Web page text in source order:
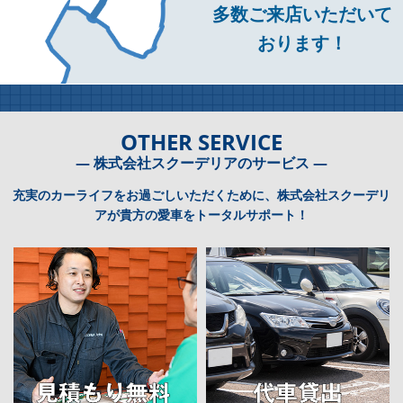
多数ご来店いただいて
おります！
OTHER SERVICE
― 株式会社スクーデリアのサービス ―
充実のカーライフをお過ごしいただくために、株式会社スクーデリ
アが貴方の愛車をトータルサポート！